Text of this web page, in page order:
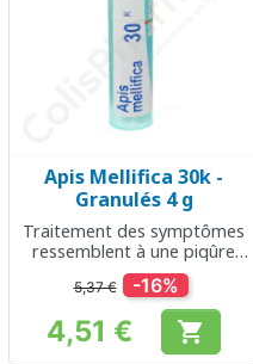
Apis Mellifica 30k -
Granulés 4 g
Traitement des symptômes
ressemblent à une piqûre
d’abeille
5,37 € -16%
Prix
4,51 € 